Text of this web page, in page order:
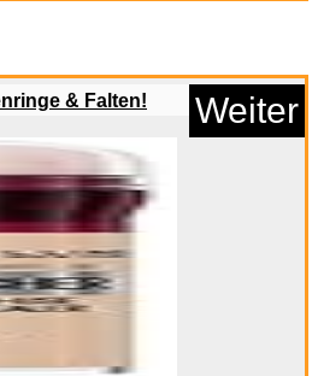
Obstkorb,
Rusti...
& Falten! Weiter